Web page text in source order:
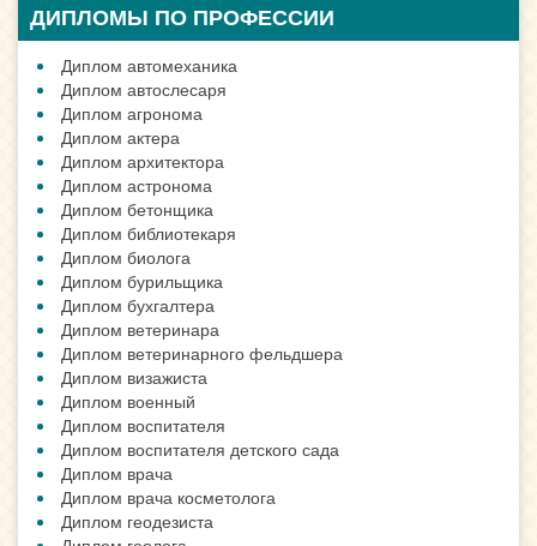
ДИПЛОМЫ ПО ПРОФЕССИИ
Диплом автомеханика
Диплом автослесаря
Диплом агронома
Диплом актера
Диплом архитектора
Диплом астронома
Диплом бетонщика
Диплом библиотекаря
Диплом биолога
Диплом бурильщика
Диплом бухгалтера
Диплом ветеринара
Диплом ветеринарного фельдшера
Диплом визажиста
Диплом военный
Диплом воспитателя
Диплом воспитателя детского сада
Диплом врача
Диплом врача косметолога
Диплом геодезиста